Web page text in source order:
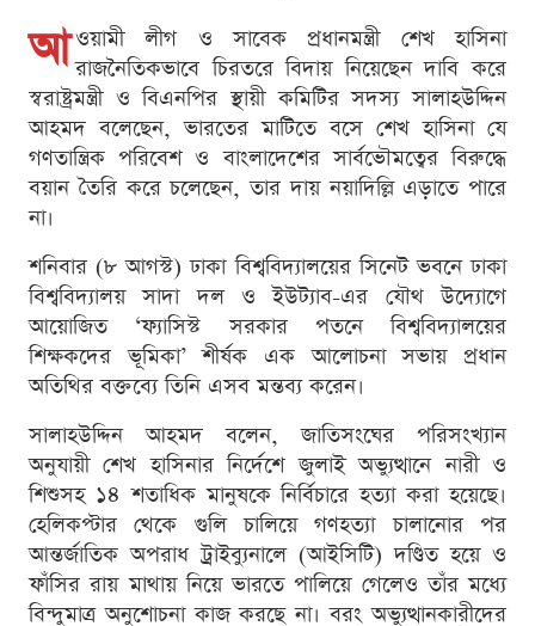
আ ওয়ামী লীগ ও সাবেক প্রধানমন্ত্রী শেখ হাসিনা
রাজনৈতিকভাবে চিরতরে বিদায় নিয়েছেন দাবি করে
স্বরাষ্ট্রমন্ত্রী ও বিএনপির স্থায়ী কমিটির সদস্য সালাহউদ্দিন
আহমদ বলেছেন, ভারতের মাটিতে বসে শেখ হাসিনা যে
গণতান্ত্রিক পরিবেশ ও বাংলাদেশের সার্বভৌমত্বের বিরুদ্ধে
বয়ান তৈরি করে চলেছেন, তার দায় নয়াদিল্লি এড়াতে পারে
না।
শনিবার (৮ আগস্ট) ঢাকা বিশ্ববিদ্যালয়ের সিনেট ভবনে ঢাকা
বিশ্ববিদ্যালয় সাদা দল ও ইউট্যাব-এর যৌথ উদ্যোগে
আয়োজিত ‘ফ্যাসিস্ট সরকার পতনে বিশ্ববিদ্যালয়ের
শিক্ষকদের ভূমিকা’ শীর্ষক এক আলোচনা সভায় প্রধান
অতিথির বক্তব্যে তিনি এসব মন্তব্য করেন।
সালাহউদ্দিন আহমদ বলেন, জাতিসংঘের পরিসংখ্যান
অনুযায়ী শেখ হাসিনার নির্দেশে জুলাই অভ্যুত্থানে নারী ও
শিশুসহ ১৪ শতাধিক মানুষকে নির্বিচারে হত্যা করা হয়েছে।
হেলিকপ্টার থেকে গুলি চালিয়ে গণহত্যা চালানোর পর
আন্তর্জাতিক অপরাধ ট্রাইব্যুনালে (আইসিটি) দণ্ডিত হয়ে ও
ফাঁসির রায় মাথায় নিয়ে ভারতে পালিয়ে গেলেও তাঁর মধ্যে
বিন্দুমাত্র অনুশোচনা কাজ করছে না। বরং অভ্যুত্থানকারীদের